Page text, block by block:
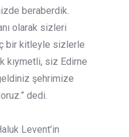
beraberdik.
olarak sizleri
bir kitleyle sizlerle
kıymetli, siz Edirne
şehrimize
dedi.
Levent’in